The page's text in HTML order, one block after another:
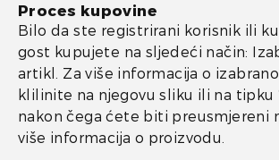
Proces kupovine
Bilo da ste registrirani korisnik ili
gost kupujete na sljedeći način:
artikl. Za više informacija o
klilinite na njegovu sliku ili na tipku
nakon čega ćete biti preusmjereni
više informacija o proizvodu.